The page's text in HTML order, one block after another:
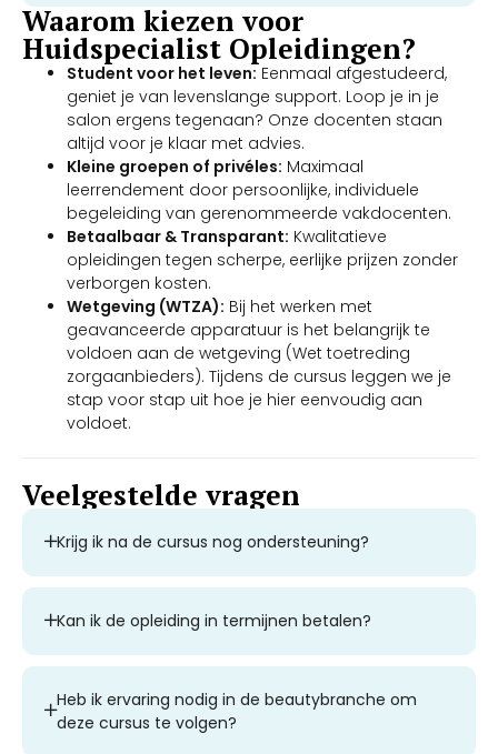
Waarom kiezen voor
Huidspecialist Opleidingen?
Student voor het leven: Eenmaal afgestudeerd,
geniet je van levenslange support. Loop je in je
salon ergens tegenaan? Onze docenten staan
altijd voor je klaar met advies.
Kleine groepen of privéles: Maximaal
leerrendement door persoonlijke, individuele
begeleiding van gerenommeerde vakdocenten.
Betaalbaar & Transparant: Kwalitatieve
opleidingen tegen scherpe, eerlijke prijzen zonder
verborgen kosten.
Wetgeving (WTZA): Bij het werken met
geavanceerde apparatuur is het belangrijk te
voldoen aan de wetgeving (Wet toetreding
zorgaanbieders). Tijdens de cursus leggen we je
stap voor stap uit hoe je hier eenvoudig aan
voldoet.
Veelgestelde vragen
Krijg ik na de cursus nog ondersteuning?
Kan ik de opleiding in termijnen betalen?
Heb ik ervaring nodig in de beautybranche om
deze cursus te volgen?